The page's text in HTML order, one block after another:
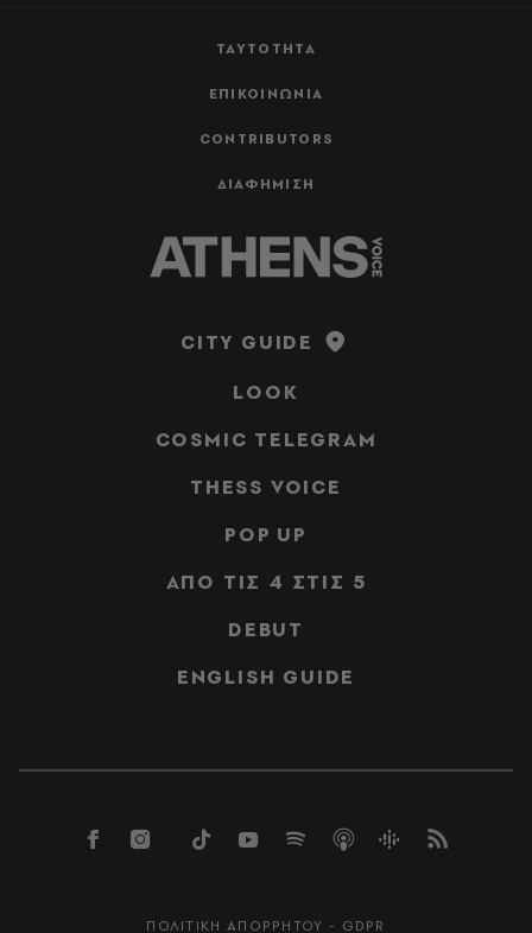
ΤΑΥΤΟΤΗΤΑ
ΕΠΙΚΟΙΝΩΝΙΑ
CONTRIBUTORS
ΔΙΑΦΗΜΙΣΗ
CITY GUIDE
LOOK
COSMIC TELEGRAM
THESS VOICE
POP UP
ΑΠΟ ΤΙΣ 4 ΣΤΙΣ 5
DEBUT
ENGLISH GUIDE
ΠΟΛΙΤΙΚΗ ΑΠΟΡΡΗΤΟΥ - GDPR